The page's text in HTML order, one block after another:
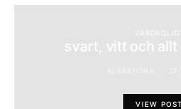
VARDAGLIGT
svart, vitt och allt
VIEW POST